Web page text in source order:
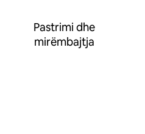
Pastrimi dhe
mirëmbajtja